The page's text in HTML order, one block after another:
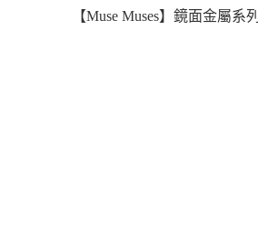
【Muse Muses】鏡面金屬系